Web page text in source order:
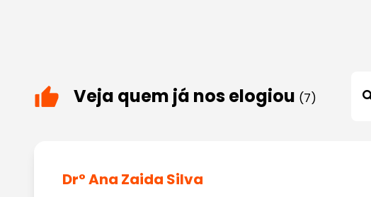
Veja quem já nos elogiou (7)
Dr° Ana Zaida Silva